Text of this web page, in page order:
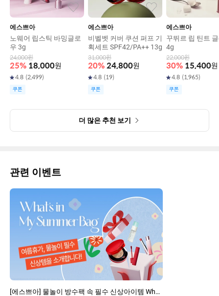
에스쁘아
노웨어 립스틱 바밍글로
우 3g
24,000원
25% 18,000원
4.8 (2,499)
쿠폰
에스쁘아
비벨벳 커버 쿠션 퍼프 기
획세트 SPF42/PA++ 13g
31,000원
20% 24,800원
4.8 (19)
쿠폰
에스쁘아
꾸뛰르 립 틴트
4g
22,000원
30% 15,400원
4.8 (1,965)
쿠폰
더 많은 추천 보기
관련 이벤트
[에스쁘아] 물놀이 방수팩 속 필수 신상아이템 What's in my summer Bag